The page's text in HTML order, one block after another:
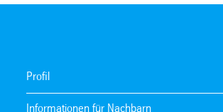
Profil
Informationen für Nachbarn